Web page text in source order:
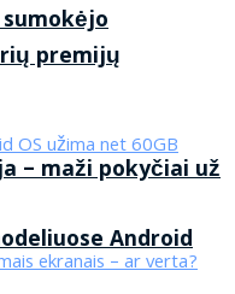
Android
premijų
– maži pokyčiai už